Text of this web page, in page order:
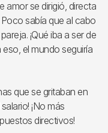
amor se dirigió, directa
sabía que al cabo
¡Qué iba a ser de
el mundo seguiría
que se gritaban en
¡No más
directivos!